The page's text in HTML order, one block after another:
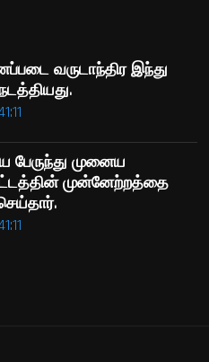
வருடாந்திர இந்து
பேருந்து முனைய
முன்னேற்றத்தை